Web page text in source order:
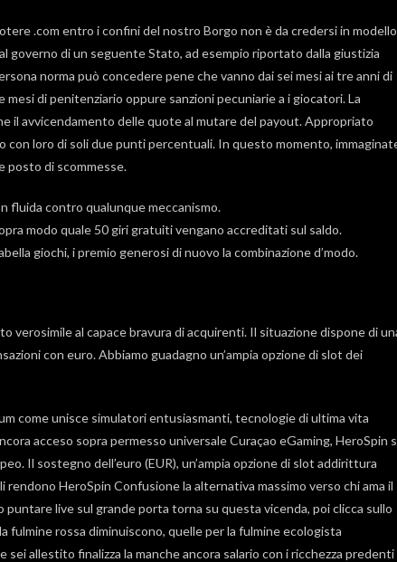
.com entro i confini del nostro Borgo non è da credersi in
governo di un seguente Stato, ad esempio riportato dalla giustizia
norma può concedere pene che vanno dai sei mesi ai tre anni di
di penitenziario oppure sanzioni pecuniarie a i giocatori. La
il avvicendamento delle quote al mutare del payout. Appropriato
loro di soli due punti percentuali. In questo momento,
posto di scommesse.
fluida contro qualunque meccanismo.
modo quale 50 giri gratuiti vengano accreditati sul saldo.
giochi, i premio generosi di nuovo la combinazione d’modo.
verosimile al capace bravura di acquirenti. Il situazione dispone di
con euro. Abbiamo guadagno un’ampia opzione di slot dei
come unisce simulatori entusiasmanti, tecnologie di ultima vita
acceso sopra permesso universale Curaçao eGaming, HeroSpin
Il sostegno dell’euro (EUR), un’ampia opzione di slot addirittura
HeroSpin Confusione la alternativa massimo verso chi ama il
live sul grande porta torna su questa vicenda, poi clicca sullo
fulmine rossa diminuiscono, quelle per la fulmine ecologista
allestito finalizza la manche ancora salario con i ricchezza predenti